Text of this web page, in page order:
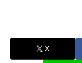
X